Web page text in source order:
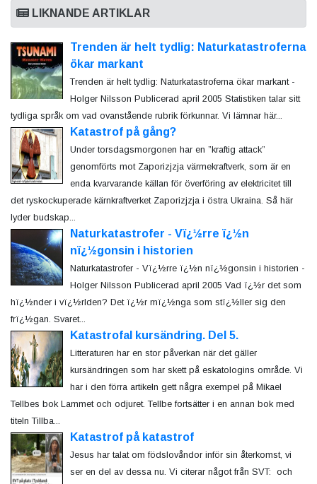
LIKNANDE ARTIKLAR
Trenden är helt tydlig: Naturkatastroferna
ökar markant
Trenden är helt tydlig: Naturkatastroferna ökar markant -
Holger Nilsson Publicerad april 2005 Statistiken talar sitt
tydliga språk om vad ovanstående rubrik förkunnar. Vi lämnar här...
Katastrof på gång?
Under torsdagsmorgonen har en ”kraftig attack”
genomförts mot Zaporizjzja värmekraftverk, som är en
enda kvarvarande källan för överföring av elektricitet till
det ryskockuperade kärnkraftverket Zaporizjzja i östra Ukraina. Så här
lyder budskap...
Naturkatastrofer - Vï¿½rre ï¿½n
nï¿½gonsin i historien
Naturkatastrofer - Vï¿½rre ï¿½n nï¿½gonsin i historien -
Holger Nilsson Publicerad april 2005 Vad ï¿½r det som
hï¿½nder i vï¿½rlden? Det ï¿½r mï¿½nga som stï¿½ller sig den
frï¿½gan. Svaret...
Katastrofal kursändring. Del 5.
Litteraturen har en stor påverkan när det gäller
kursändringen som har skett på eskatologins område. Vi
har i den förra artikeln gett några exempel på Mikael
Tellbes bok Lammet och odjuret. Tellbe fortsätter i en annan bok med
titeln Tillba...
Katastrof på katastrof
Jesus har talat om födslovåndor inför sin återkomst, vi
ser en del av dessa nu. Vi citerar något från SVT: och